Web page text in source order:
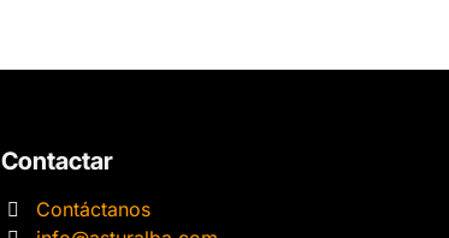
Contactar
Contáctanos